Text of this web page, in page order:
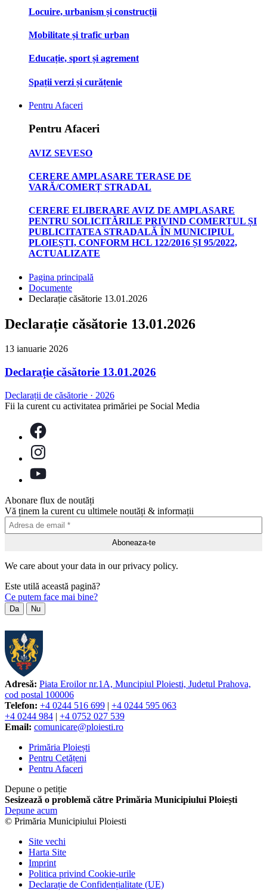
Locuire, urbanism și construcții
Mobilitate și trafic urban
Educație, sport și agrement
Spații verzi și curățenie
Pentru Afaceri
Pentru Afaceri
AVIZ SEVESO
CERERE AMPLASARE TERASE DE
VARĂ/COMERȚ STRADAL
CERERE ELIBERARE AVIZ DE AMPLASARE
PENTRU SOLICITĂRILE PRIVIND COMERȚUL ȘI
PUBLICITATEA STRADALĂ ÎN MUNICIPIUL
PLOIEȘTI, CONFORM HCL 122/2016 ȘI 95/2022,
ACTUALIZATE
Pagina principală
Documente
Declarație căsătorie 13.01.2026
Declarație căsătorie 13.01.2026
13 ianuarie 2026
Declarație căsătorie 13.01.2026
Declarații de căsătorie · 2026
Fii la curent cu activitatea primăriei pe Social Media
Abonare flux de noutăți
Vă ținem la curent cu ultimele noutăți & informații
We care about your data in our privacy policy.
Este utilă această pagină?
Ce putem face mai bine?
Da Nu
Adresă: Piata Eroilor nr.1A, Muncipiul Ploiesti, Judetul Prahova,
cod postal 100006
Telefon: +4 0244 516 699 | +4 0244 595 063
+4 0244 984 | +4 0752 027 539
Email: comunicare@ploiesti.ro
Primăria Ploiești
Pentru Cetățeni
Pentru Afaceri
Depune o petiție
Sesizează o problemă către Primăria Municipiului Ploiești
Depune acum
© Primăria Municipiului Ploiesti
Site vechi
Harta Site
Imprint
Politica privind Cookie-urile
Declarație de Confidențialitate (UE)